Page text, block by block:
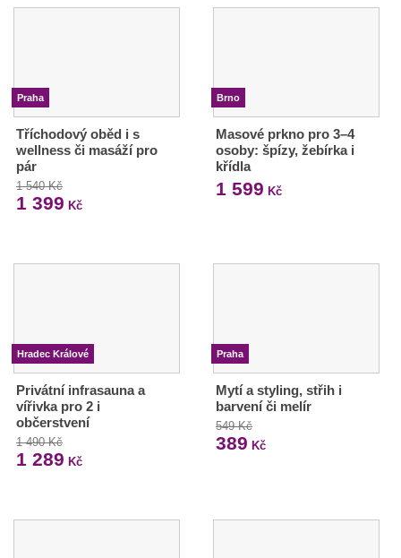
Praha
Tříchodový oběd i s
wellness či masáží pro
pár
1 540 Kč
1 399 Kč
Brno
Masové prkno pro 3–4
osoby: špízy, žebírka i
křídla
1 599 Kč
Hradec Králové
Privátní infrasauna a
vířivka pro 2 i
občerstvení
1 490 Kč
1 289 Kč
Praha
Mytí a styling, střih i
barvení či melír
549 Kč
389 Kč